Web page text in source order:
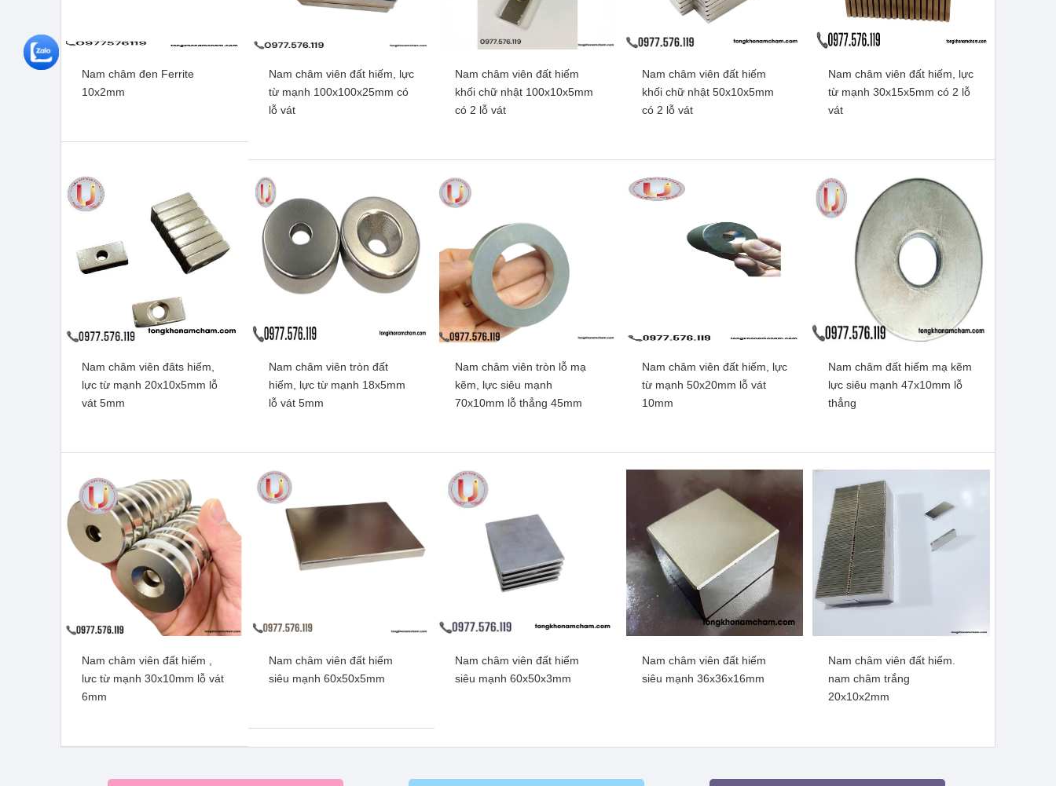
Nam châm đen Ferrite
10x2mm
Nam châm đen Ferrite
10x2mm
Nam châm viên đất hiếm, lực
từ mạnh 100x100x25mm có
lỗ vát
Nam châm viên đất hiếm, lực
từ mạnh 100x100x25mm có lỗ
Nam châm viên đất hiếm
khối chữ nhật 100x10x5mm
có 2 lỗ vát
Nam châm viên đất hiếm khối
chữ nhật 100x10x5mm có 2
lỗ vát
Nam châm viên đất hiếm
khối chữ nhật 50x10x5mm
có 2 lỗ vát
Nam châm viên đất hiếm khối
Nam châm viên đất hiếm, lực
từ mạnh 30x15x5mm có 2 lỗ
vát
Nam châm viên đất hiếm, lực
từ mạnh 30x15x5mm có 2 lỗ
Nam châm viên đâts hiếm,
lực từ mạnh 20x10x5mm lỗ
vát 5mm
Nam châm viên đâts hiếm,
lực từ mạnh 20x10x5mm lỗ
Nam châm viên tròn đất
hiếm, lực từ mạnh 18x5mm
lỗ vát 5mm
Nam châm viên tròn đất hiếm,
lực từ mạnh 18x5mm lỗ vát
Xem thêm
Nam châm viên tròn lỗ mạ
kẽm, lực siêu mạnh
70x10mm lỗ thẳng 45mm
Nam châm viên tròn lỗ mạ
kẽm, lực siêu mạnh 70x10mm
Nam châm viên đất hiếm, lực
từ mạnh 50x20mm lỗ vát
10mm
Nam châm viên đất hiếm, lực
từ mạnh 50x20mm lỗ vát
Nam châm đất hiếm mạ kẽm
lực siêu mạnh 47x10mm lỗ
thẳng
Nam châm đất hiếm mạ kẽm
lực siêu mạnh 47x10mm lỗ
thẳng
Nam châm viên đất hiếm ,
lưc từ mạnh 30x10mm lỗ vát
6mm
Nam châm viên đất hiếm
siêu mạnh 60x50x5mm
Nam châm viên đất hiếm
siêu mạnh 60x50x3mm
Nam châm viên đất hiếm
siêu mạnh 36x36x16mm
Nam châm viên đất hiếm.
nam châm trắng
20x10x2mm